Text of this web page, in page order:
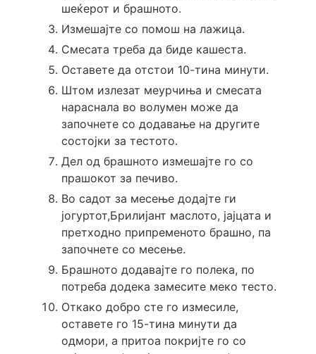
шеќерот и брашното.
Измешајте со помош на лажица.
Смесата треба да биде кашеста.
Оставете да отстои 10-тина минути.
Штом излезат меурчиња и смесата
нараснала во волумен може да
започнете со додавање на другите
состојки за тестото.
Дел од брашното измешајте го со
прашокот за печиво.
Во садот за месење додајте ги
јогуртот,Брилијант маслото, јајцата и
претходно припременото брашно, па
започнете со месење.
Брашното додавајте го полека, по
потреба додека замесите меко тесто.
Откако добро сте го измесиле,
оставете го 15-тина минути да
одмори, а притоа покријте го со